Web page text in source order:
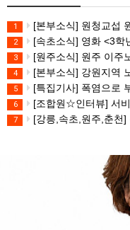
1 [본부소식] 원청교섭 원년. 초기업교
2 [속초소식] 영화 <3학
3 [원주소식] 원주 이주
4 [본부소식] 강원지역
5 [특집기사] 폭염으로
6 [조합원☆인터뷰] 서비스연맹
7 [강릉,속초,원주,춘천]